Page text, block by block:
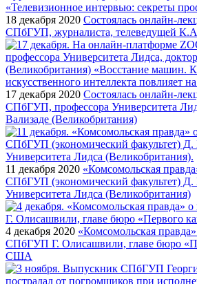
18 декабря 2020 Состоялась онлайн-
СПбГУП, журналиста, телеведущей
17 декабря 2020 Состоялась онлайн-
СПбГУП, профессора Университета
Вализаде (Великобритания)
11 декабря 2020 «Комсомольская
СПбГУП (экономический факультет) Д.
Университета Лидса (Великобритания)
4 декабря 2020 «Комсомольская
СПбГУП Г. Олисашвили, главе бюро
США